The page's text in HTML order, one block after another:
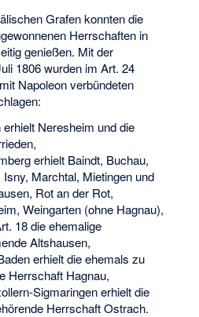
Grafen konnten die
Herrschaften in
genießen. Mit der
1806 wurden im Art. 24
Napoleon verbündeten
Neresheim und die
erhielt Baindt, Buchau,
Marchtal, Mietingen und
Rot an der Rot,
Weingarten (ohne Hagnau),
18 die ehemalige
Altshausen,
erhielt die ehemals zu
Herrschaft Hagnau,
Sigmaringen erhielt die
Herrschaft Ostrach.